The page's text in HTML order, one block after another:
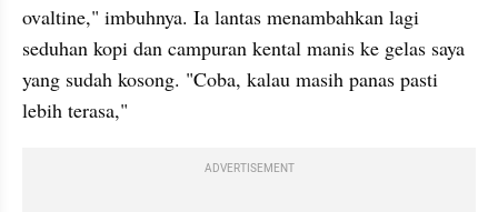
ovaltine," imbuhnya. Ia lantas menambahkan lagi
seduhan kopi dan campuran kental manis ke gelas saya
yang sudah kosong. "Coba, kalau masih panas pasti
lebih terasa,"
ADVERTISEMENT